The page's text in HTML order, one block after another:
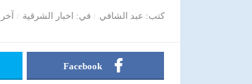
كتب عبد الشافي في اخبار الشرقية
Facebook